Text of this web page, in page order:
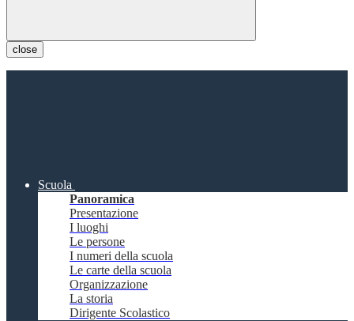
close
Scuola
Panoramica
Presentazione
I luoghi
Le persone
I numeri della scuola
Le carte della scuola
Organizzazione
La storia
Dirigente Scolastico